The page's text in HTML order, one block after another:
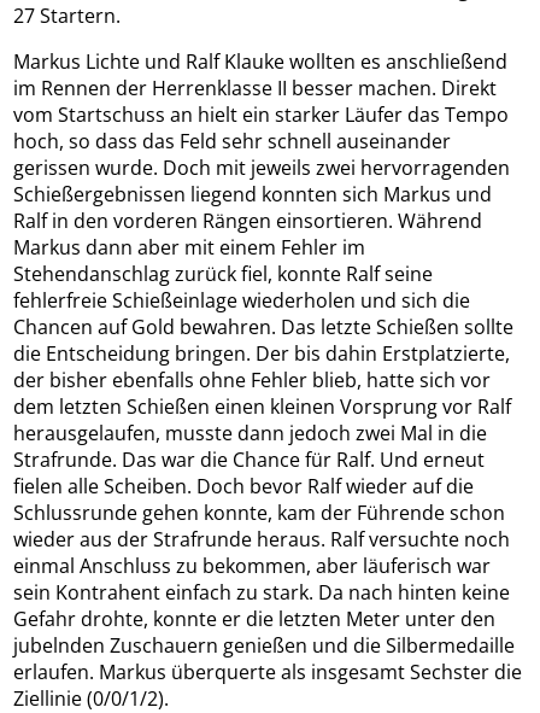
27 Startern.
Markus Lichte und Ralf Klauke wollten es anschließend
im Rennen der Herrenklasse II besser machen. Direkt
vom Startschuss an hielt ein starker Läufer das Tempo
hoch, so dass das Feld sehr schnell auseinander
gerissen wurde. Doch mit jeweils zwei hervorragenden
Schießergebnissen liegend konnten sich Markus und
Ralf in den vorderen Rängen einsortieren. Während
Markus dann aber mit einem Fehler im
Stehendanschlag zurück fiel, konnte Ralf seine
fehlerfreie Schießeinlage wiederholen und sich die
Chancen auf Gold bewahren. Das letzte Schießen sollte
die Entscheidung bringen. Der bis dahin Erstplatzierte,
der bisher ebenfalls ohne Fehler blieb, hatte sich vor
dem letzten Schießen einen kleinen Vorsprung vor Ralf
herausgelaufen, musste dann jedoch zwei Mal in die
Strafrunde. Das war die Chance für Ralf. Und erneut
fielen alle Scheiben. Doch bevor Ralf wieder auf die
Schlussrunde gehen konnte, kam der Führende schon
wieder aus der Strafrunde heraus. Ralf versuchte noch
einmal Anschluss zu bekommen, aber läuferisch war
sein Kontrahent einfach zu stark. Da nach hinten keine
Gefahr drohte, konnte er die letzten Meter unter den
jubelnden Zuschauern genießen und die Silbermedaille
erlaufen. Markus überquerte als insgesamt Sechster die
Ziellinie (0/0/1/2).